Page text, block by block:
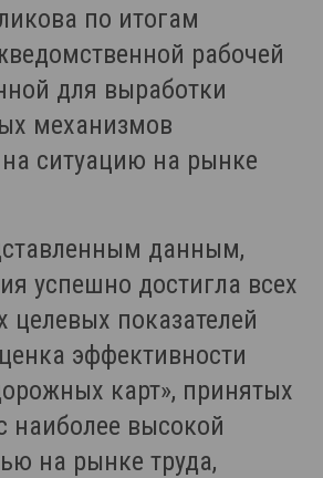
по итогам
рабочей
для выработки
механизмов
ситуацию на рынке
данным,
успешно достигла всех
целевых показателей
эффективности
карт», принятых
наиболее высокой
на рынке труда,